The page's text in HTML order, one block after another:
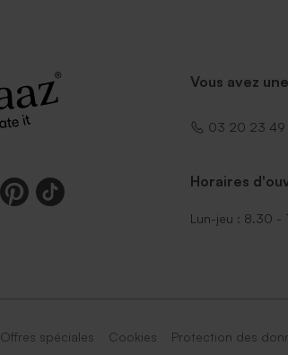
Vous avez
03 20 23 49
Horaires
Lun-jeu : 8.30 -
Offres spéciales Cookies Protection des